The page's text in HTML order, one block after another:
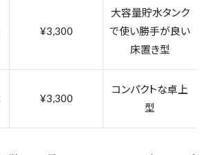
¥3,300
大容量貯水タンク
で使い勝手が良い
床置き型
¥3,300
コンパクトな卓上
型